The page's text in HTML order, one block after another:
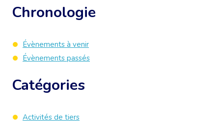
Chronologie
Évènements à venir
Évènements passés
Catégories
Activités de tiers